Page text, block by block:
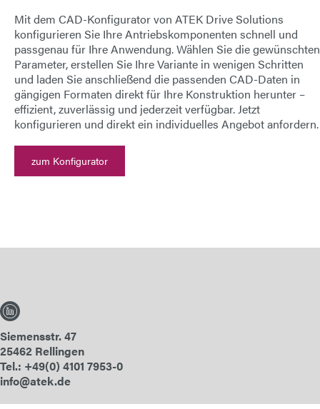
Mit dem CAD-Konfigurator von ATEK Drive Solutions
konfigurieren Sie Ihre Antriebskomponenten schnell und
passgenau für Ihre Anwendung. Wählen Sie die gewünschten
Parameter, erstellen Sie Ihre Variante in wenigen Schritten
und laden Sie anschließend die passenden CAD-Daten in
gängigen Formaten direkt für Ihre Konstruktion herunter –
effizient, zuverlässig und jederzeit verfügbar.Jetzt
konfigurieren und direkt ein individuelles Angebot anfordern.
zum Konfigurator
Siemensstr. 47
25462 Rellingen
Tel.: +49(0) 4101 7953-0
info@atek.de